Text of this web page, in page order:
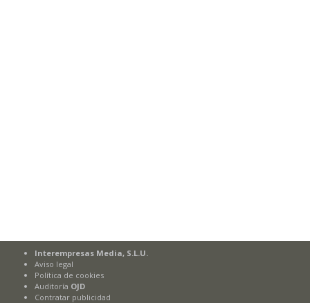
Interempresas Media, S.L.U.
Aviso legal
Política de cookies
Auditoría OJD
Contratar publicidad